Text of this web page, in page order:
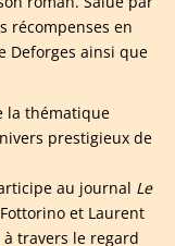
récompenses en
Deforges ainsi que
la thématique
prestigieux de
au journal Le
et Laurent
travers le regard